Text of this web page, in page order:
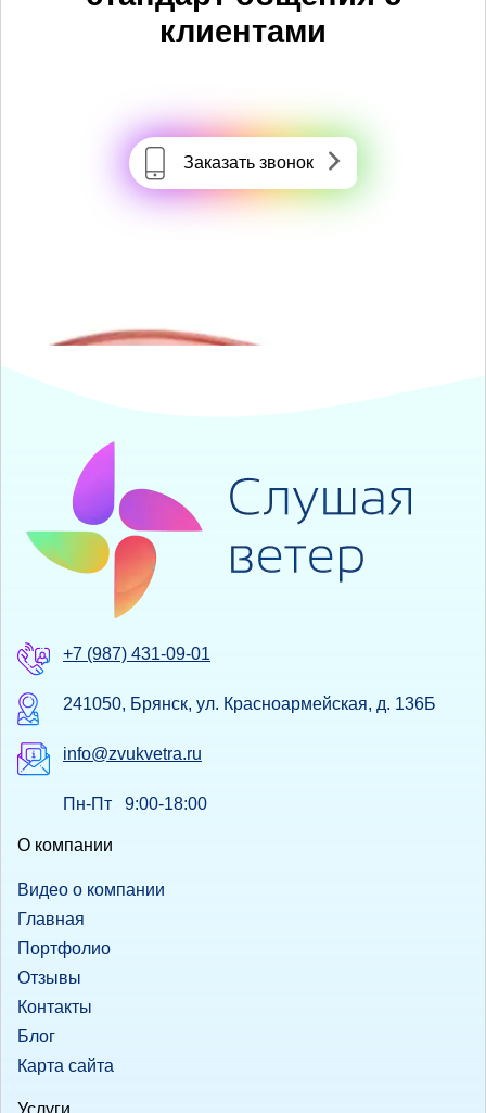
клиентами
Заказать звонок
+7 (987) 431-09-01
241050, Брянск, ул. Красноармейская, д. 136Б
info@zvukvetra.ru
Пн-Пт 9:00-18:00
О компании
Видео о компании
Главная
Портфолио
Отзывы
Контакты
Блог
Карта сайта
Услуги